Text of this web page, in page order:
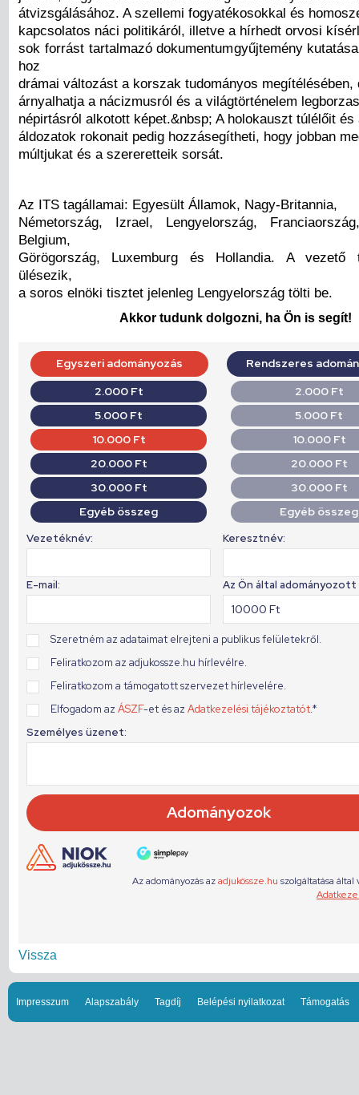
átvizsgálásához. A szellemi fogyatékosokkal és
kapcsolatos náci politikáról, illetve a hírhedt orvosi
sok forrást tartalmazó dokumentumgyűjtemény
hoz
drámai változást a korszak tudományos megítélésében,
árnyalhatja a nácizmusról és a világtörténelem
népirtásról alkotott képet.&nbsp; A holokauszt túlélőit és
áldozatok rokonait pedig hozzásegítheti, hogy jobban
múltjukat és a szereretteik sorsát.
Az ITS tagállamai: Egyesült Államok, Nagy-Britannia,
Németország, Izrael, Lengyelország,
Belgium,
Görögország, Luxemburg és Hollandia. A vezető
ülésezik,
a soros elnöki tisztet jelenleg Lengyelország tölti be.
Akkor tudunk dolgozni, ha Ön is segít!
Vissza
Impresszum Alapszabály Tagdíj Belépési nyilatkozat Támogatás